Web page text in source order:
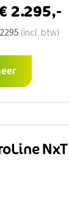
2.295,-
(incl. btw)
NxT